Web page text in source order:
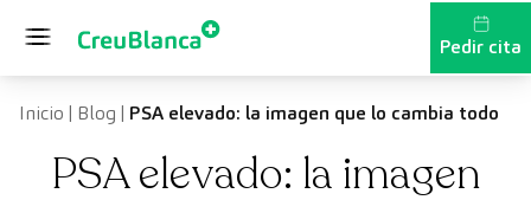
Pedir cita
Inicio | Blog | PSA elevado: la imagen que lo cambia todo
PSA elevado: la imagen